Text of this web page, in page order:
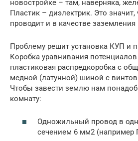
новостройке – там, наверняка,
Пластик – диэлектрик. Это значит,
проводит и в качестве
Проблему решит установка КУП и
Коробка уравнивания
пластиковая распредкоробка с
медной (латунной) шиной с
Чтобы завести землю нам
комнату:
Одножильный провод в
сечением 6 мм2 (например